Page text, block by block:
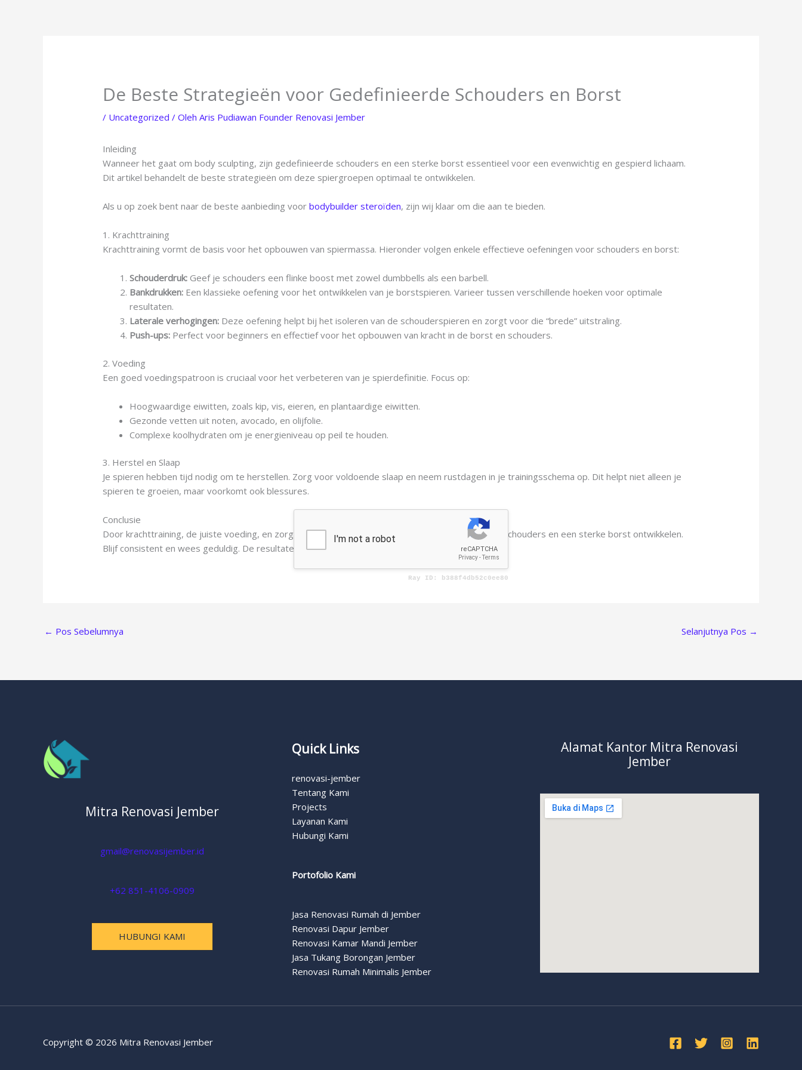
De Beste Strategieën voor Gedefinieerde Schouders en Borst
/ Uncategorized / OlehAris Pudiawan Founder Renovasi Jember
Inleiding
Wanneer het gaat om body sculpting, zijn gedefinieerde schouders en een sterke borst essentieel voor een evenwichtig en gespierd lichaam.
Dit artikel behandelt de beste strategieën om deze spiergroepen optimaal te ontwikkelen.
Als u op zoek bent naar de beste aanbieding voorbodybuilder steroïden, zijn wij klaar om die aan te bieden.
1. Krachttraining
Krachttraining vormt de basis voor het opbouwen van spiermassa. Hieronder volgen enkele effectieve oefeningen voor schouders en borst:
Schouderdruk: Geef je schouders een flinke boost met zowel dumbbells als een barbell.
Bankdrukken: Een klassieke oefening voor het ontwikkelen van je borstspieren. Varieer tussen verschillende hoeken voor optimale
resultaten.
Laterale verhogingen: Deze oefening helpt bij het isoleren van de schouderspieren en zorgt voor die “brede” uitstraling.
Push-ups: Perfect voor beginners en effectief voor het opbouwen van kracht in de borst en schouders.
2. Voeding
Een goed voedingspatroon is cruciaal voor het verbeteren van je spierdefinitie. Focus op:
Hoogwaardige eiwitten, zoals kip, vis, eieren, en plantaardige eiwitten.
Gezonde vetten uit noten, avocadо, en olijfolie.
Complexe koolhydraten om je energieniveau op peil te houden.
3. Herstel en Slaap
Je spieren hebben tijd nodig om te herstellen. Zorg voor voldoende slaap en neem rustdagen in je trainingsschema op. Dit helpt niet alleen je
spieren te groeien, maar voorkomt ook blessures.
Conclusie
Door krachttraining, de juiste voeding, en zorgvuldig herstel te combineren, kun je gedefinieerde schouders en een sterke borst ontwikkelen.
Blijf consistent en wees geduldig. De resultaten komen met de tijd!
← Pos Sebelumnya Selanjutnya Pos →
Mitra Renovasi Jember
gmail@renovasijember.id
+62 851-4106-0909
HUBUNGI KAMI
Quick Links
renovasi-jember
Tentang Kami
Projects
Layanan Kami
Hubungi Kami
Portofolio Kami
Jasa Renovasi Rumah di Jember
Renovasi Dapur Jember
Renovasi Kamar Mandi Jember
Jasa Tukang Borongan Jember
Renovasi Rumah Minimalis Jember
Alamat Kantor Mitra Renovasi
Jember
Copyright © 2026 Mitra Renovasi Jember